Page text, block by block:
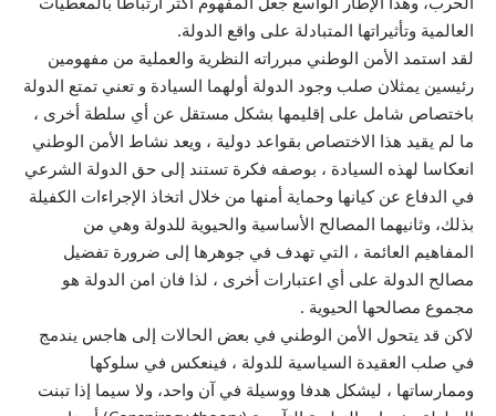
العالمية وتأثيراتها المتبادلة على واقع الدولة.
لقد استمد الأمن الوطني مبرراته النظرية والعملية من مفهومين
رئيسين يمثلان صلب وجود الدولة أولهما السيادة و تعني تمتع الدولة
باختصاص شامل على إقليمها بشكل مستقل عن أي سلطة أخرى ،
ما لم يقيد هذا الاختصاص بقواعد دولية ، ويعد نشاط الأمن الوطني
انعكاسا لهذه السيادة ، بوصفه فكرة تستند إلى حق الدولة الشرعي
في الدفاع عن كيانها وحماية أمنها من خلال اتخاذ الإجراءات الكفيلة
بذلك، وثانيهما المصالح الأساسية والحيوية للدولة وهي من
المفاهيم العائمة ، التي تهدف في جوهرها إلى ضرورة تفضيل
مصالح الدولة على أي اعتبارات أخرى ، لذا فان امن الدولة هو
مجموع مصالحها الحيوية .
لاكن قد يتحول الأمن الوطني في بعض الحالات إلى هاجس يندمج
في صلب العقيدة السياسية للدولة ، فينعكس في سلوكها
وممارساتها ، ليشكل هدفا ووسيلة في آن واحد، ولا سيما إذا تبنت